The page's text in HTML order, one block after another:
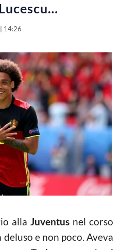
14:26
alla Juventus nel corso
e non poco. Aveva